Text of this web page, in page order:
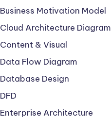
Business Motivation Model
Cloud Architecture Diagram
Content & Visual
Data Flow Diagram
Database Design
DFD
Enterprise Architecture